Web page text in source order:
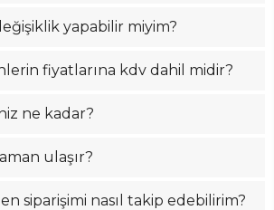
yapabilir miyim?
fiyatlarına kdv dahil midir?
ne kadar?
ulaşır?
siparişimi nasıl takip edebilirim?